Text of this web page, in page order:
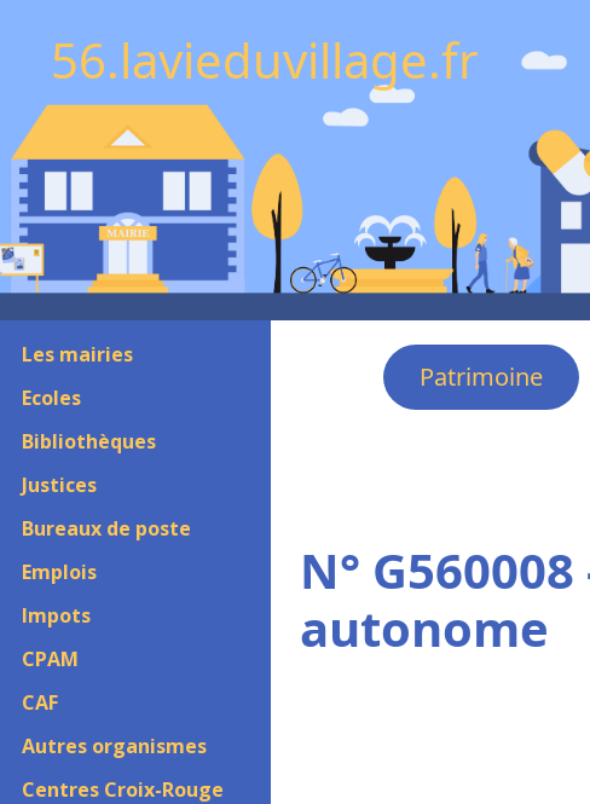
56.lavieduvillage.fr
Les mairies
Ecoles
Bibliothèques
Justices
Bureaux de poste
Emplois
Impots
CPAM
CAF
Autres organismes
Centres Croix-Rouge
Patrimoine
N°
autonome